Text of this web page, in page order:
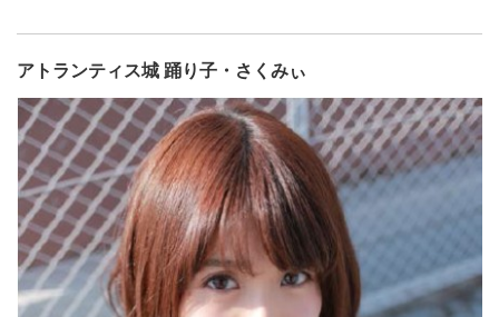
アトランティス城 踊り子・さくみぃ